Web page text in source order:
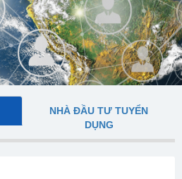
NHÀ ĐẦU TƯ TUYỂN
DỤNG